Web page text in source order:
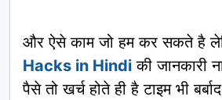
और ऐसे काम जो हम कर सकते है
Hacks in Hindi की जानकारी
पैसे तो खर्च होते ही है टाइम भी